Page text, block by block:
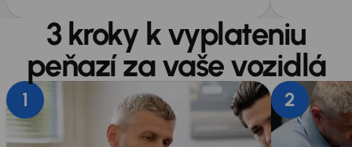
3 kroky k vyplateniu
peňazí za vaše vozidlá
1 2